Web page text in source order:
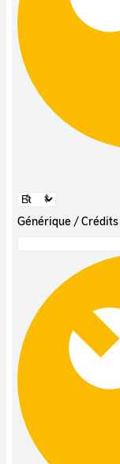
Générique / Crédits